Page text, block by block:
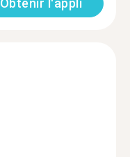
Obtenir l'appli